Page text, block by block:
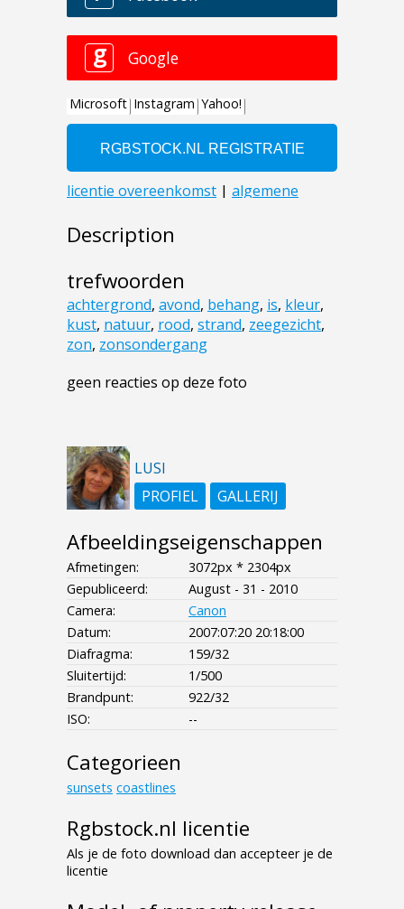
Description
trefwoorden
achtergrond, avond, behang, is, kleur,
kust, natuur, rood, strand, zeegezicht,
zon, zonsondergang
geen reacties op deze foto
LUSI
PROFIEL
GALLERIJ
Afbeeldingseigenschappen
Afmetingen:
3072px * 2304px
Gepubliceerd:
August - 31 - 2010
Camera:
Canon
Datum:
2007:07:20 20:18:00
Diafragma:
159/32
Sluitertijd:
1/500
Brandpunt:
922/32
ISO:
--
Categorieen
sunsets coastlines
Rgbstock.nl licentie
Als je de foto download dan accepteer je de
licentie